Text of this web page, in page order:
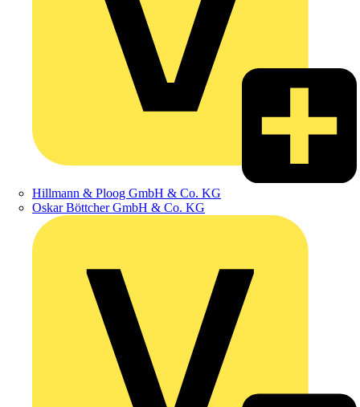
Hillmann & Ploog GmbH & Co. KG
Oskar Böttcher GmbH & Co. KG